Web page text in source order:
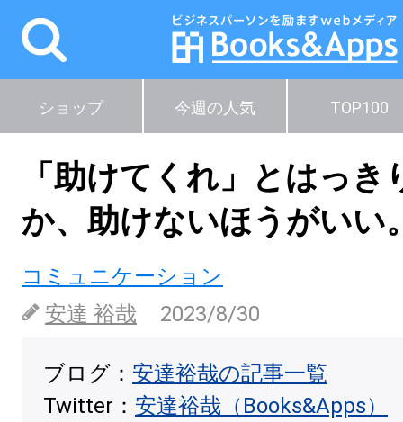
ショップ 今週の人気 TOP100
「助けてくれ」とはっき
か、助けないほうがいい
コミュニケーション
安達 裕哉
2023/8/30
ブログ： 安達裕哉の記事一覧
Twitter： 安達裕哉（Books&Apps）